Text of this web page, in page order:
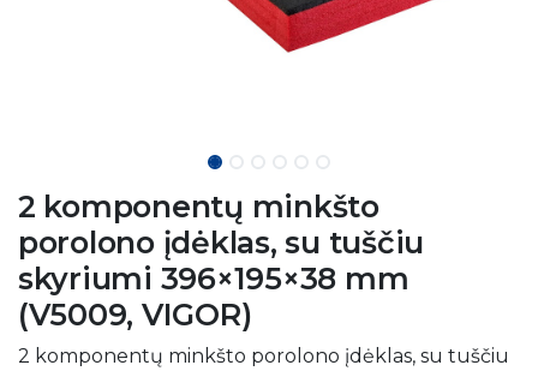
2 komponentų minkšto
porolono įdėklas, su tuščiu
skyriumi 396×195×38 mm
(V5009, VIGOR)
2 komponentų minkšto porolono įdėklas, su tuščiu